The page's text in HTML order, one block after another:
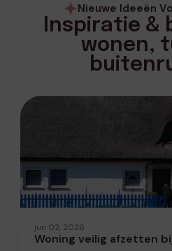
Nieuwe Ideeën
Inspiratie &
wonen,
jun 02, 2026
Woning veilig afzetten